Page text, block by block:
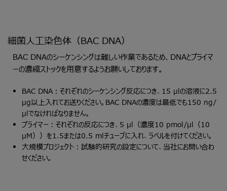
細菌人工染色体（BAC DNA）
BAC DNAのシーケンシングは難しい作業であるため、DNAとプライマ
ーの濃縮ストックを用意するようお願いしております。
BAC DNA：それぞれのシーケンシング反応につき、15 µlの溶液に2.5
µg以上入れてお送りください。BAC DNAの濃度は最低でも150 ng/
µlでなければなりません。
プライマー：それぞれの反応につき、5 µl（濃度10 pmol/µl（10
µM））を1.5または0.5 mlチューブに入れ、ラベルを付けてください。
大規模プロジェクト：試験的研究の設定について、当社にお問い合わ
せください。